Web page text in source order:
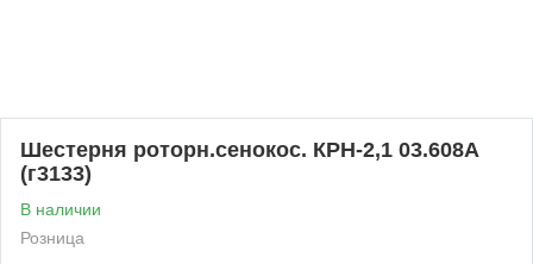
Шестерня роторн.сенокос. КРН-2,1 03.608А
(г3133)
В наличии
Розница